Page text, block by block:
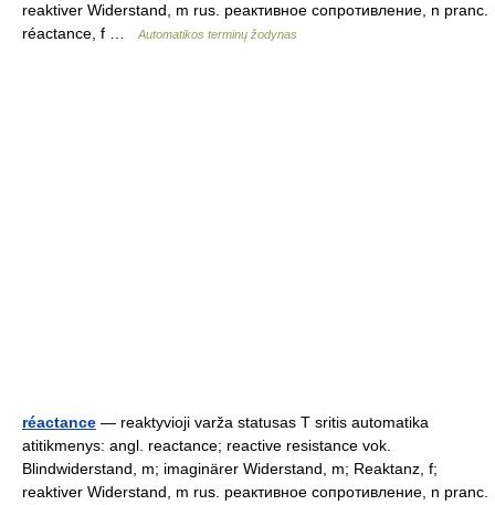
reaktiver Widerstand, m rus. реактивное сопротивление, n pranc.
réactance, f …Automatikos terminų žodynas
réactance — reaktyvioji varža statusas T sritis automatika
atitikmenys: angl. reactance; reactive resistance vok.
Blindwiderstand, m; imaginärer Widerstand, m; Reaktanz, f;
reaktiver Widerstand, m rus. реактивное сопротивление, n pranc.